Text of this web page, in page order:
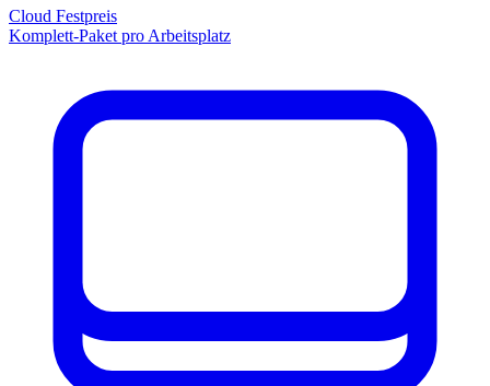
Cloud Festpreis
Komplett-Paket pro Arbeitsplatz